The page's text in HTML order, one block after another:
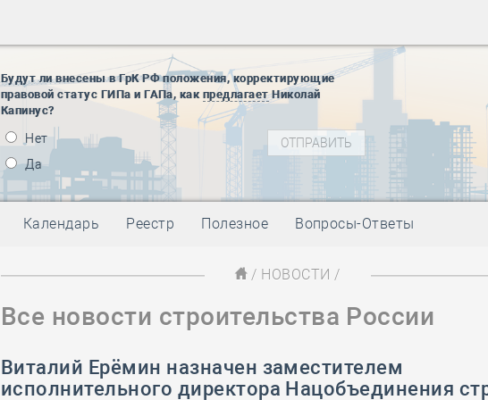
Будут ли внесены в ГрК РФ положения, корректирующие
правовой статус ГИПа и ГАПа, как предлагаетНиколай
Капинус?
Нет
Да
27 января
блокады
01 мая-
09 мая -
10 ноября
Календарь Реестр Полезное Вопросы-Ответы
/ НОВОСТИ /
Все новости строительства России
Виталий Ерёмин назначен заместителем
исполнительного директора Нацобъединения